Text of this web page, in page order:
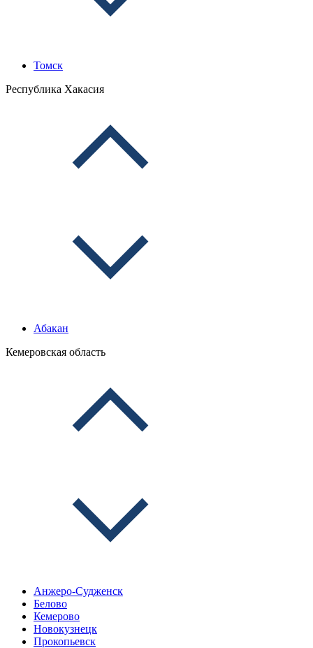
Томск
Республика Хакасия
Абакан
Кемеровская область
Анжеро-Судженск
Белово
Кемерово
Новокузнецк
Прокопьевск